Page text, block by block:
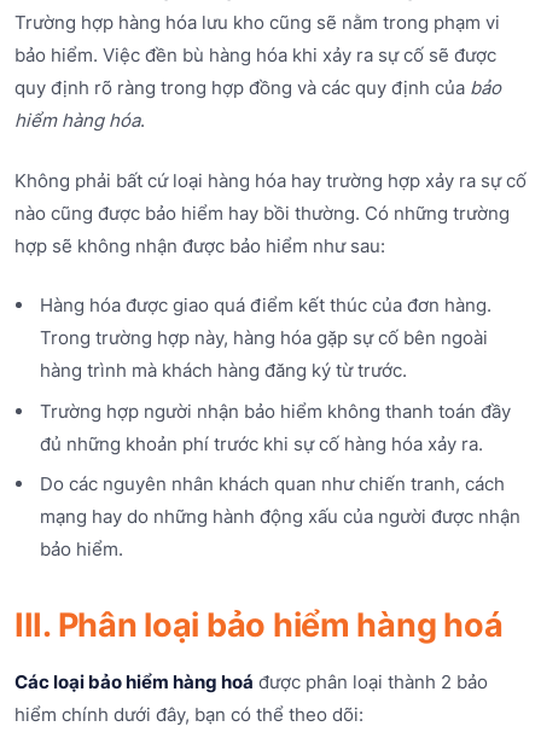
Trường hợp hàng hóa lưu kho cũng sẽ nằm trong phạm vi
bảo hiểm. Việc đền bù hàng hóa khi xảy ra sự cố sẽ được
quy định rõ ràng trong hợp đồng và các quy định của bảo
hiểm hàng hóa.
Không phải bất cứ loại hàng hóa hay trường hợp xảy ra sự cố
nào cũng được bảo hiểm hay bồi thường. Có những trường
hợp sẽ không nhận được bảo hiểm như sau:
Hàng hóa được giao quá điểm kết thúc của đơn hàng.
Trong trường hợp này, hàng hóa gặp sự cố bên ngoài
hàng trình mà khách hàng đăng ký từ trước.
Trường hợp người nhận bảo hiểm không thanh toán đầy
đủ những khoản phí trước khi sự cố hàng hóa xảy ra.
Do các nguyên nhân khách quan như chiến tranh, cách
mạng hay do những hành động xấu của người được nhận
bảo hiểm.
III. Phân loại bảo hiểm hàng hoá
Các loại bảo hiểm hàng hoá được phân loại thành 2 bảo
hiểm chính dưới đây, bạn có thể theo dõi: